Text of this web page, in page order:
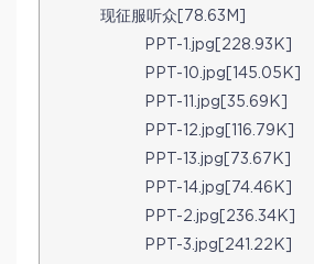
现征服听众[78.63M]
PPT-1.jpg[228.93K]
PPT-10.jpg[145.05K]
PPT-11.jpg[35.69K]
PPT-12.jpg[116.79K]
PPT-13.jpg[73.67K]
PPT-14.jpg[74.46K]
PPT-2.jpg[236.34K]
PPT-3.jpg[241.22K]